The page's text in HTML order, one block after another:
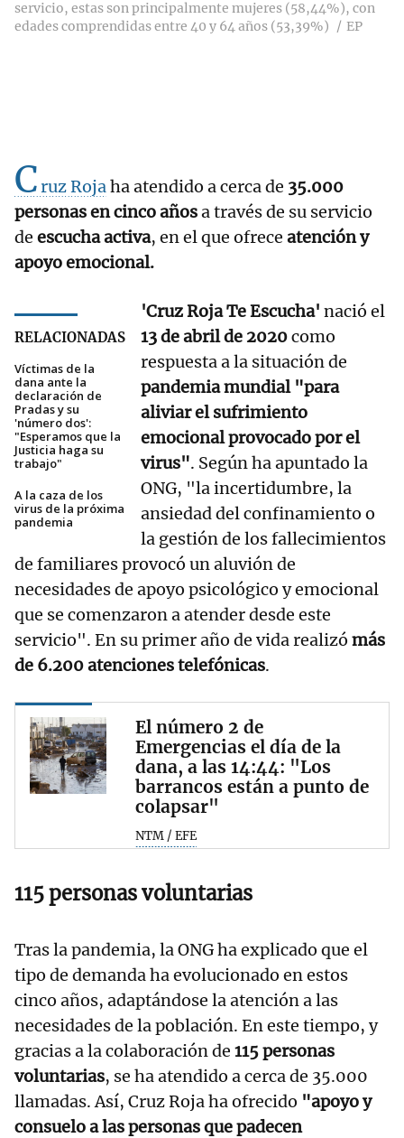
servicio, estas son principalmente mujeres (58,44%), con
edades comprendidas entre 40 y 64 años (53,39%)
EP
Cruz Rojaha atendido a cerca de 35.000
personas en cinco añosa través de su servicio
de escucha activa, en el que ofrece atención y
apoyo emocional.
RELACIONADAS
Víctimas de la
dana ante la
declaración de
Pradas y su
'número dos':
"Esperamos que la
Justicia haga su
trabajo"
A la caza de los
virus de la próxima
pandemia
'Cruz Roja Te Escucha' nació el
13 de abril de 2020como
respuesta a la situación de
pandemia mundial "para
aliviar el sufrimiento
emocional provocado por el
virus". Según ha apuntado la
ONG, "la incertidumbre, la
ansiedad del confinamiento o
la gestión de los fallecimientos
de familiares provocó un aluvión de
necesidades de apoyo psicológico y emocional
que se comenzaron a atender desde este
servicio". En su primer año de vida realizó más
de 6.200 atenciones telefónicas.
El número 2 de
Emergencias el día de la
dana, a las 14:44: "Los
barrancos están a punto de
colapsar"
NTM / EFE
115 personas voluntarias
Tras la pandemia, la ONG ha explicado que el
tipo de demanda ha evolucionado en estos
cinco años, adaptándose la atención a las
necesidades de la población. En este tiempo, y
gracias a la colaboración de 115 personas
voluntarias, se ha atendido a cerca de 35.000
llamadas. Así, Cruz Roja ha ofrecido "apoyo y
consuelo a las personas que padecen